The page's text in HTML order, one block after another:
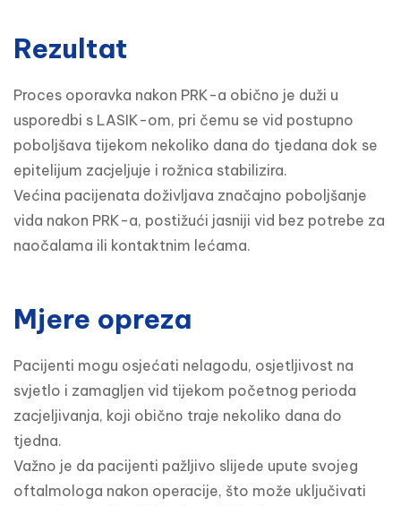
Rezultat
Proces oporavka nakon PRK-a obično je duži u
usporedbi s LASIK-om, pri čemu se vid postupno
poboljšava tijekom nekoliko dana do tjedana dok se
epitelijum zacjeljuje i rožnica stabilizira.
Većina pacijenata doživljava značajno poboljšanje
vida nakon PRK-a, postižući jasniji vid bez potrebe za
naočalama ili kontaktnim lećama.
Mjere opreza
Pacijenti mogu osjećati nelagodu, osjetljivost na
svjetlo i zamagljen vid tijekom početnog perioda
zacjeljivanja, koji obično traje nekoliko dana do
tjedna.
Važno je da pacijenti pažljivo slijede upute svojeg
oftalmologa nakon operacije, što može uključivati